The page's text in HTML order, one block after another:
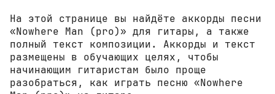
На этой странице вы найдёте аккорды песни
«Nowhere Man (pro)» для гитары, а также
полный текст композиции. Аккорды и текст
размещены в обучающих целях, чтобы
начинающим гитаристам было проще
разобраться, как играть песню «Nowhere